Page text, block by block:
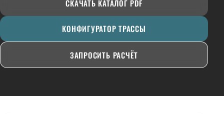
СКАЧАТЬ КАТАЛОГ PDF
КОНФИГУРАТОР ТРАССЫ
ЗАПРОСИТЬ РАСЧЁТ